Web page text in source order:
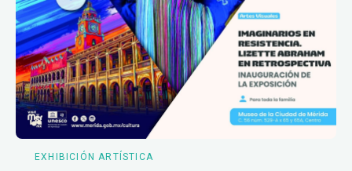
EXHIBICIÓN ARTÍSTICA